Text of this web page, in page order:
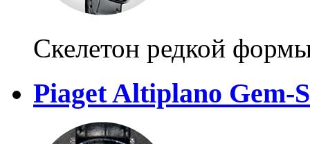
Скелетон редкой
Piaget Altiplano Gem-